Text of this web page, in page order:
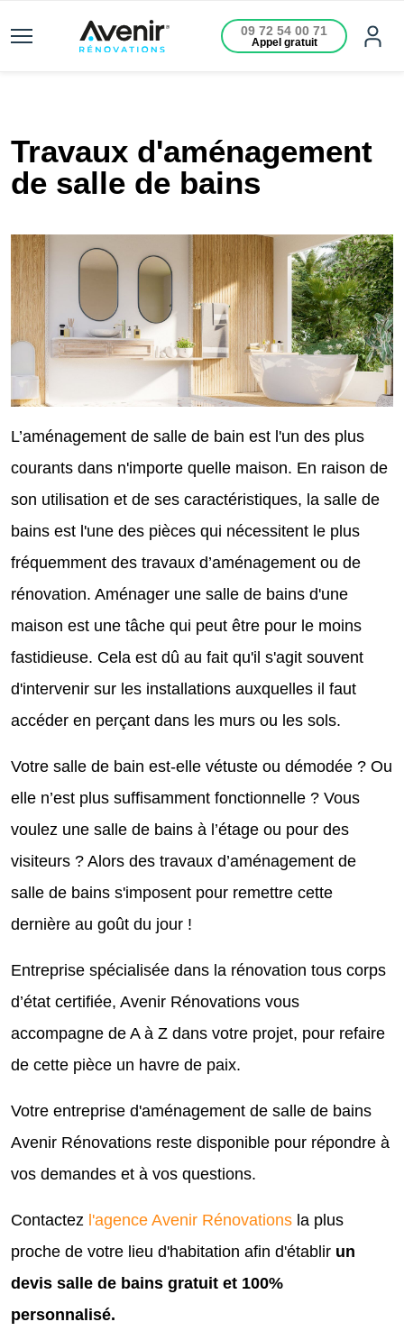
09 72 54 00 71
Appel gratuit
Travaux d'aménagement
de salle de bains
L’aménagement de salle de bain est l'un des plus
courants dans n'importe quelle maison. En raison de
son utilisation et de ses caractéristiques, la salle de
bains est l'une des pièces qui nécessitent le plus
fréquemment des travaux d’aménagement ou de
rénovation. Aménager une salle de bains d'une
maison est une tâche qui peut être pour le moins
fastidieuse. Cela est dû au fait qu'il s'agit souvent
d'intervenir sur les installations auxquelles il faut
accéder en perçant dans les murs ou les sols.
Votre salle de bain est-elle vétuste ou démodée ? Ou
elle n’est plus suffisamment fonctionnelle ? Vous
voulez une salle de bains à l’étage ou pour des
visiteurs ? Alors des travaux d’aménagement de
salle de bains s'imposent pour remettre cette
dernière au goût du jour !
Entreprise spécialisée dans la rénovation tous corps
d’état certifiée, Avenir Rénovations vous
accompagne de A à Z dans votre projet, pour refaire
de cette pièce un havre de paix.
Votre entreprise d'aménagement de salle de bains
Avenir Rénovations reste disponible pour répondre à
vos demandes et à vos questions.
Contactez l'agence Avenir Rénovations la plus
proche de votre lieu d'habitation afin d'établir un
devis salle de bains gratuit et 100%
personnalisé.